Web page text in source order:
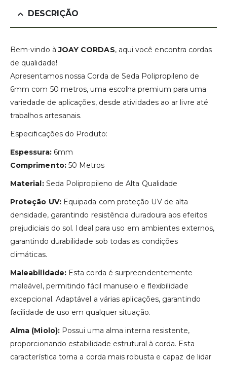
DESCRIÇÃO
Bem-vindo àJOAY CORDAS, aqui você encontra cordas
de qualidade!
Apresentamos nossa Corda de Seda Polipropileno de
6mm com 50 metros, uma escolha premium para uma
variedade de aplicações, desde atividades ao ar livre até
trabalhos artesanais.
Especificações do Produto:
Espessura:6mm
Comprimento:50 Metros
Material:Seda Polipropileno de Alta Qualidade
Proteção UV:Equipada com proteção UV de alta
densidade, garantindo resistência duradoura aos efeitos
prejudiciais do sol. Ideal para uso em ambientes externos,
garantindo durabilidade sob todas as condições
climáticas.
Maleabilidade:Esta corda é surpreendentemente
maleável, permitindo fácil manuseio e flexibilidade
excepcional. Adaptável a várias aplicações, garantindo
facilidade de uso em qualquer situação.
Alma (Miolo):Possui uma alma interna resistente,
proporcionando estabilidade estrutural à corda. Esta
característica torna a corda mais robusta e capaz de lidar